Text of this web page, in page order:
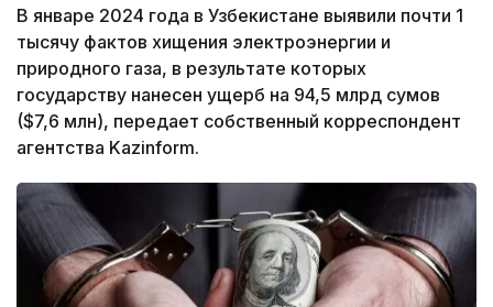
В январе 2024 года в Узбекистане выявили почти 1
тысячу фактов хищения электроэнергии и
природного газа, в результате которых
государству нанесен ущерб на 94,5 млрд сумов
($7,6 млн), передает собственный корреспондент
агентства Kazinform.